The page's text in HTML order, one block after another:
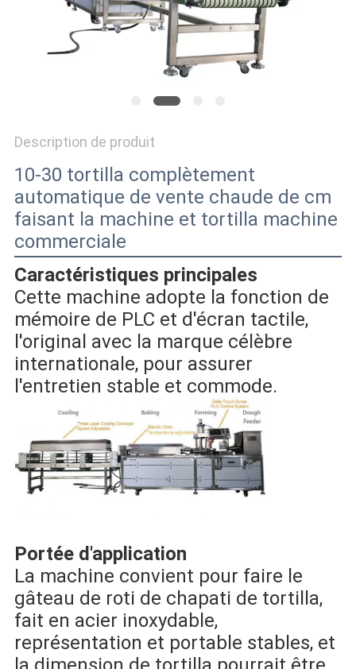
Description de produit
10-30 tortilla complètement
automatique de vente chaude de cm
faisant la machine et tortilla machine
commerciale
Caractéristiques principales
Cette machine adopte la fonction de
mémoire de PLC et d'écran tactile,
l'original avec la marque célèbre
internationale, pour assurer
l'entretien stable et commode.
Portée d'application
La machine convient pour faire le
gâteau de roti de chapati de tortilla,
fait en acier inoxydable,
représentation et portable stables, et